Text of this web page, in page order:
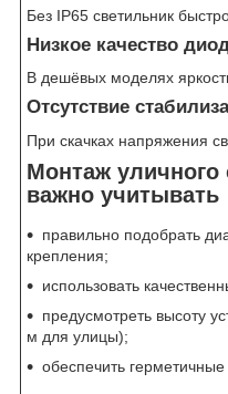
Без IP65 светильник
Низкое качество
В дешёвых моделях
Отсутствие
При скачках напряжения
Монтаж
важно учитывать
правильно подобрать
крепления;
использовать
предусмотреть высоту
м для улицы);
обеспечить